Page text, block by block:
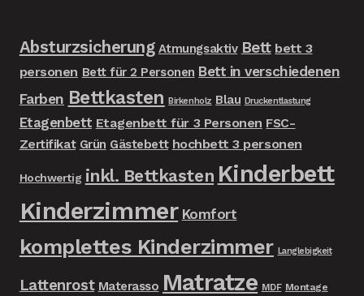
Absturzsicherung Atmungsaktiv Bett bett 3
personen Bett für 2 Personen Bett in verschiedenen
Farben Bettkasten Birkenholz Blau Druckentlastung
Etagenbett Etagenbett für 3 Personen FSC-
Zertifikat Grün Gästebett hochbett 3 personen
Hochwertig inkl. Bettkasten Kinderbett
Kinderzimmer Komfort
komplettes Kinderzimmer Langlebigkeit
Lattenrost Materasso Matratze MDF Montage